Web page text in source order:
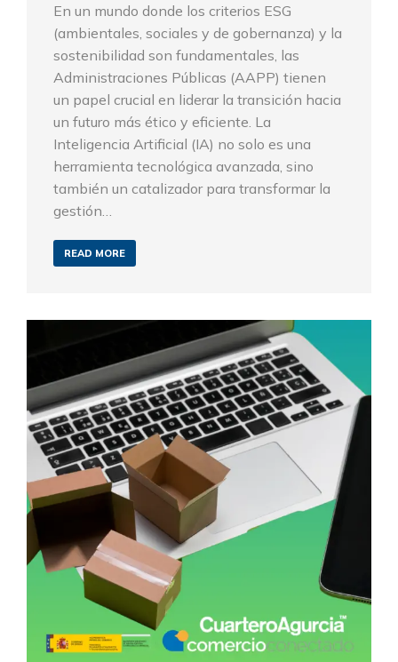
En un mundo donde los criterios ESG
(ambientales, sociales y de gobernanza) y la
sostenibilidad son fundamentales, las
Administraciones Públicas (AAPP) tienen
un papel crucial en liderar la transición hacia
un futuro más ético y eficiente. La
Inteligencia Artificial (IA) no solo es una
herramienta tecnológica avanzada, sino
también un catalizador para transformar la
gestión…
READ MORE